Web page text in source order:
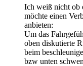
Ich weiß nicht ob
möchte einen
anbieten:
Um das
oben diskutierte
beim
bzw unten